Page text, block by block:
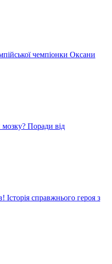
чемпіонки Оксани
Поради від
Історія справжнього героя з